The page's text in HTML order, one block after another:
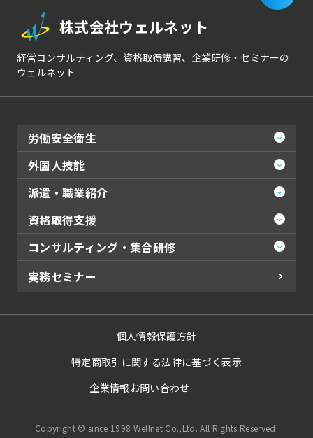
株式会社ウェルネット
経営コンサルティング、資格取得講習、企業研修・セミナーの
ウェルネット
労働安全衛生
外国人技能
派遣・職業紹介
資格取得支援
コンサルティング・集合研修
実務セミナー
個人情報保護方針
特定商取引に関する法律に基づく表示
企業情報 お問い合わせ
Copyright ©️ since 1998 Wellnet Co.,Ltd. All Rights Reserved.